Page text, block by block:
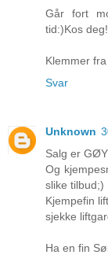
Går fort
tid:)Kos deg!
Klemmer
Svar
Unknown
Salg er
Og
slike tilbud;)
Kjempefin
sjekke
Ha en fin